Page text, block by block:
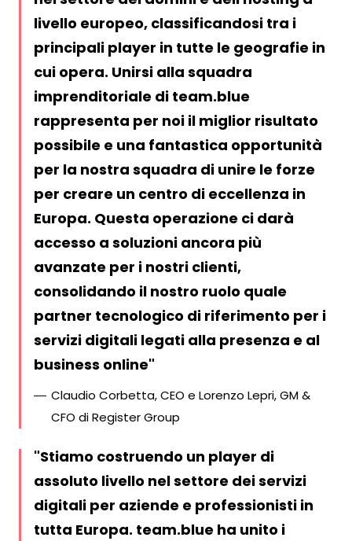
livello europeo, classificandosi tra i
principali player in tutte le geografie in
cui opera. Unirsi alla squadra
imprenditoriale di team.blue
rappresenta per noi il miglior risultato
possibile e una fantastica opportunità
per la nostra squadra di unire le forze
per creare un centro di eccellenza in
Europa. Questa operazione ci darà
accesso a soluzioni ancora più
avanzate per i nostri clienti,
consolidando il nostro ruolo quale
partner tecnologico di riferimento per i
servizi digitali legati alla presenza e al
business online
Claudio Corbetta, CEO e Lorenzo Lepri, GM &
CFO di Register Group
Stiamo costruendo un player di
assoluto livello nel settore dei servizi
digitali per aziende e professionisti in
tutta Europa. team.blue ha unito i